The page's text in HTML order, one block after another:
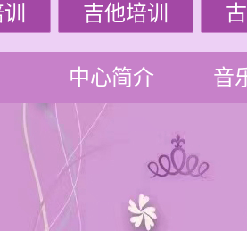
吉他培训
中心简介 音